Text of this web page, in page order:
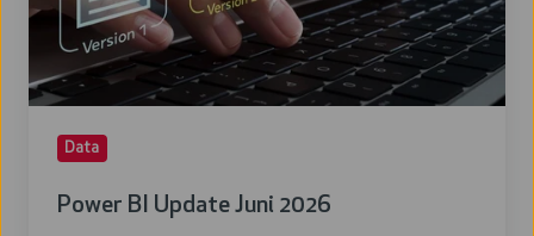
Data
Power BI Update Juni 2026